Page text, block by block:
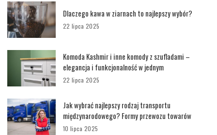
Dlaczego kawa w ziarnach to najlepszy wybór?
22 lipca 2025
Komoda Kashmir i inne komody z szufladami –
elegancja i funkcjonalność w jednym
22 lipca 2025
Jak wybrać najlepszy rodzaj transportu
międzynarodowego? Formy przewozu towarów
10 lipca 2025